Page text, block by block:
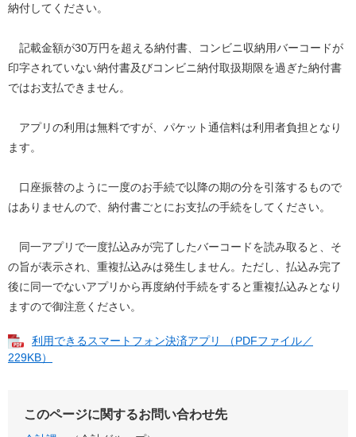
納付してください。
記載金額が30万円を超える納付書、コンビニ収納用バーコードが
印字されていない納付書及びコンビニ納付取扱期限を過ぎた納付書
ではお支払できません。
アプリの利用は無料ですが、パケット通信料は利用者負担となり
ます。
口座振替のように一度のお手続で以降の期の分を引落するもので
はありませんので、納付書ごとにお支払の手続をしてください。
同一アプリで一度払込みが完了したバーコードを読み取ると、そ
の旨が表示され、重複払込みは発生しません。ただし、払込み完了
後に同一でないアプリから再度納付手続をすると重複払込みとなり
ますので御注意ください。
利用できるスマートフォン決済アプリ （PDFファイル／
229KB）
このページに関するお問い合わせ先